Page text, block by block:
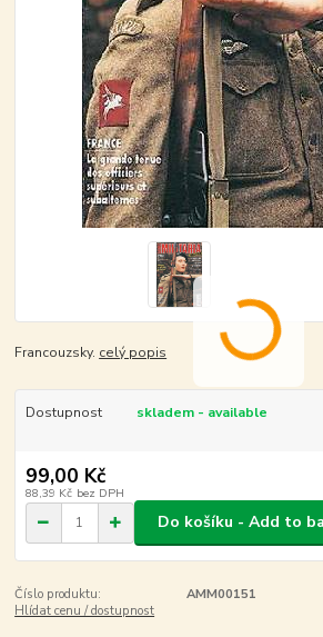
Francouzsky. celý popis
Dostupnost skladem - available
99,00 Kč
88,39 Kč bez DPH
Do košíku - Add to
Číslo produktu:
AMM00151
Hlídat cenu / dostupnost